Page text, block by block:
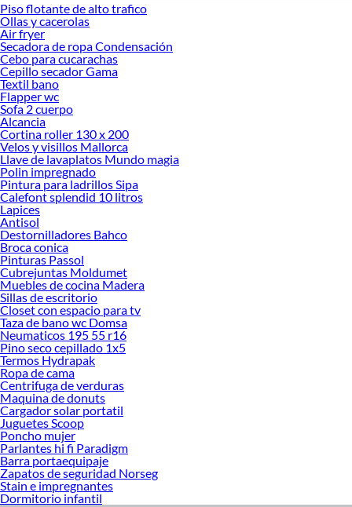
Piso flotante de alto trafico
Ollas y cacerolas
Air fryer
Secadora de ropa Condensación
Cebo para cucarachas
Cepillo secador Gama
Textil bano
Flapper wc
Sofa 2 cuerpo
Alcancia
Cortina roller 130 x 200
Velos y visillos Mallorca
Llave de lavaplatos Mundo magia
Polin impregnado
Pintura para ladrillos Sipa
Calefont splendid 10 litros
Lapices
Antisol
Destornilladores Bahco
Broca conica
Pinturas Passol
Cubrejuntas Moldumet
Muebles de cocina Madera
Sillas de escritorio
Closet con espacio para tv
Taza de bano wc Domsa
Neumaticos 195 55 r16
Pino seco cepillado 1x5
Termos Hydrapak
Ropa de cama
Centrifuga de verduras
Maquina de donuts
Cargador solar portatil
Juguetes Scoop
Poncho mujer
Parlantes hi fi Paradigm
Barra portaequipaje
Zapatos de seguridad Norseg
Stain e impregnantes
Dormitorio infantil